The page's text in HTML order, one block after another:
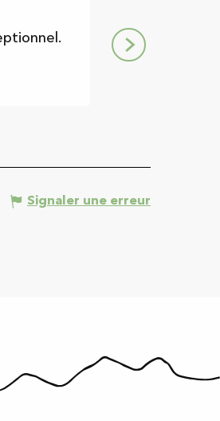
Un lieu convivial
Le Mas-d'Azil
Signaler une erreur